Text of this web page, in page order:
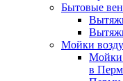
Бытовые
Мойки
Мойки
в